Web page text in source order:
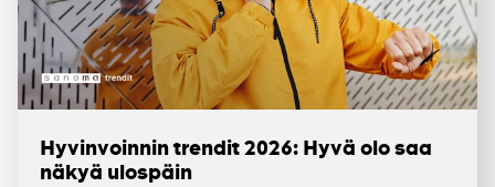
Hyvinvoinnin trendit 2026: Hyvä olo saa
näkyä ulospäin